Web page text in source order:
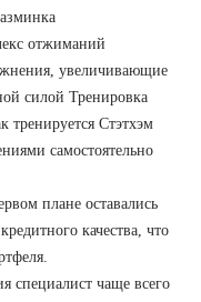
отжиманий
увеличивающие
силой Тренировка
тренируется Стэтхэм
самостоятельно
плане оставались
качества, что
специалист чаще всего